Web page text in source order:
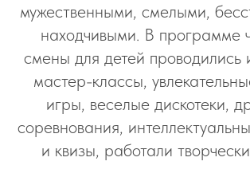
мужественными, смелыми,
находчивыми. В программе
смены для детей проводились
мастер-классы,
игры, веселые дискотеки,
соревнования,
и квизы, работали